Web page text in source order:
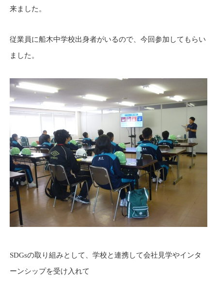
来ました。
従業員に船木中学校出身者がいるので、今回参加してもらい
ました。
SDGsの取り組みとして、学校と連携して会社見学やインタ
ーンシップを受け入れて